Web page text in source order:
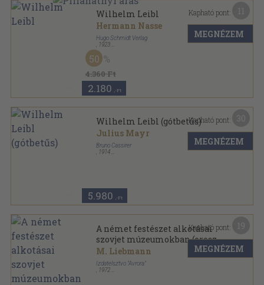
Wilhelm Leibl
Hermann Nasse
Hugo Schmidt Verlag
1923
Varrott keménykötés
Hugo Schmidts Kunstbreviere sorozat
4.360 Ft
50
2.180 ,-Ft
Kapható pont:
MEGNÉZEM
Wilhelm Leibl (gótbetűs)
Julius Mayr
Bruno Cassirer
1914
5.980 ,-Ft
Kapható pont:
MEGNÉZEM
A német festészet alkotásai
szovjet múzeumokban (orosz
nyelvű)
M. Liebmann
Izdatelsztvo "Avrora"
1972
Kapható pont:
MEGNÉZEM